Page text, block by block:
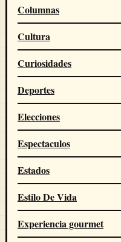
Columnas
Cultura
Curiosidades
Deportes
Elecciones
Espectaculos
Estados
Estilo De Vida
Experiencia gourmet